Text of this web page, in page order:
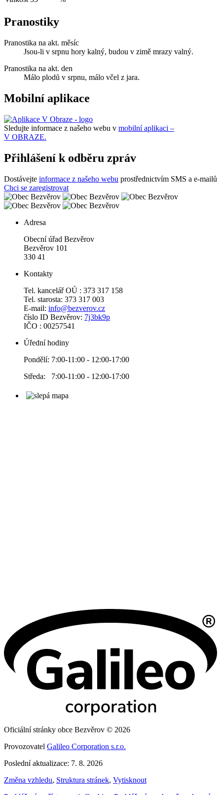
Pranostiky
Pranostika na akt. měsíc
Jsou-li v srpnu hory kalný, budou v zimě mrazy valný.
Pranostika na akt. den
Málo plodů v srpnu, málo včel z jara.
Mobilní aplikace
Sledujte informace z našeho webu v mobilní aplikaci –
V OBRAZE.
Přihlášení k odběru zpráv
Dostávejte informace z našeho webu prostřednictvím SMS a e-mailů
Chci se zaregistrovat
Adresa
Obecní úřad Bezvěrov
Bezvěrov 101
330 41
Kontakty
Tel. kancelář OÚ : 373 317 158
Tel. starosta: 373 317 003
E-mail: info@bezverov.cz
číslo ID Bezvěrov: 7j3bk9p
IČO : 00257541
Úřední hodiny
Pondělí: 7:00-11:00 - 12:00-17:00
Středa: 7:00-11:00 - 12:00-17:00
Oficiální stránky obce Bezvěrov © 2026
Provozovatel Galileo Corporation s.r.o.
Poslední aktualizace: 7. 8. 2026
Změna vzhledu, Struktura stránek, Vytisknout